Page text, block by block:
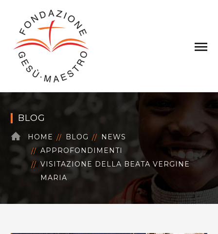
BLOG
HOME BLOG
NEWS
APPROFONDIMENTI
VISITAZIONE DELLA BEATA VERGINE
MARIA